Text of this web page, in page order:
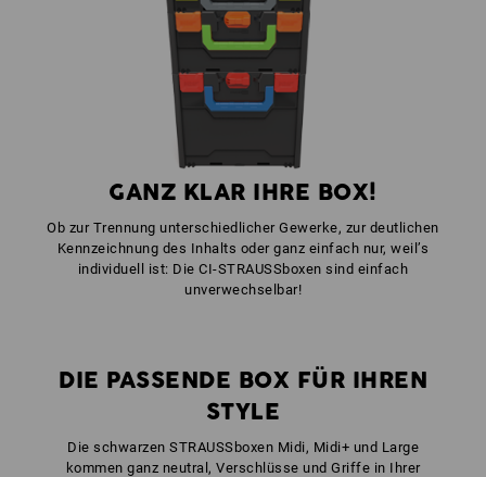
STRAUSSbox Verschlüsse
STRAUSSbox Frontgriff uni + Deckelgriff
GANZ KLAR IHRE BOX!
Ob zur Trennung unterschiedlicher Gewerke, zur deutlichen
Kennzeichnung des Inhalts oder ganz einfach nur, weil’s
individuell ist: Die CI-STRAUSSboxen sind einfach
unverwechselbar!
DIE PASSENDE BOX FÜR IHREN
STYLE
Die schwarzen STRAUSSboxen Midi, Midi+ und Large
kommen ganz neutral, Verschlüsse und Griffe in Ihrer